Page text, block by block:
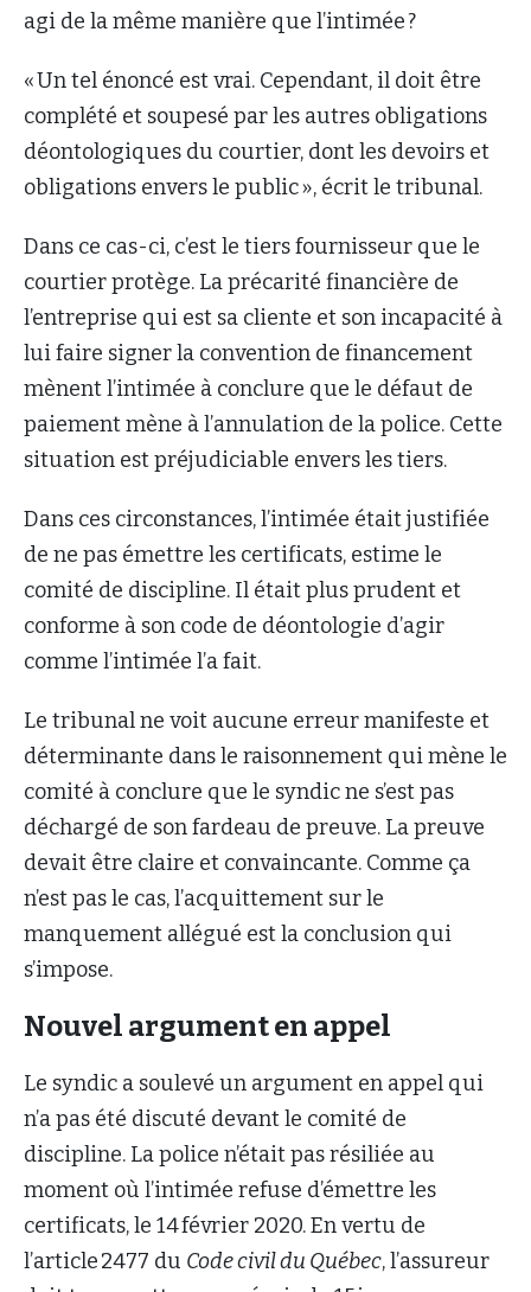
agi de la même manière que l’intimée ?
« Un tel énoncé est vrai. Cependant, il doit être
complété et soupesé par les autres obligations
déontologiques du courtier, dont les devoirs et
obligations envers le public », écrit le tribunal.
Dans ce cas-ci, c’est le tiers fournisseur que le
courtier protège. La précarité financière de
l’entreprise qui est sa cliente et son incapacité à
lui faire signer la convention de financement
mènent l’intimée à conclure que le défaut de
paiement mène à l’annulation de la police. Cette
situation est préjudiciable envers les tiers.
Dans ces circonstances, l’intimée était justifiée
de ne pas émettre les certificats, estime le
comité de discipline. Il était plus prudent et
conforme à son code de déontologie d’agir
comme l’intimée l’a fait.
Le tribunal ne voit aucune erreur manifeste et
déterminante dans le raisonnement qui mène le
comité à conclure que le syndic ne s’est pas
déchargé de son fardeau de preuve. La preuve
devait être claire et convaincante. Comme ça
n’est pas le cas, l’acquittement sur le
manquement allégué est la conclusion qui
s’impose.
Nouvel argument en appel
Le syndic a soulevé un argument en appel qui
n’a pas été discuté devant le comité de
discipline. La police n’était pas résiliée au
moment où l’intimée refuse d’émettre les
certificats, le 14 février 2020. En vertu de
l’article 2477 du Code civil du Québec, l’assureur